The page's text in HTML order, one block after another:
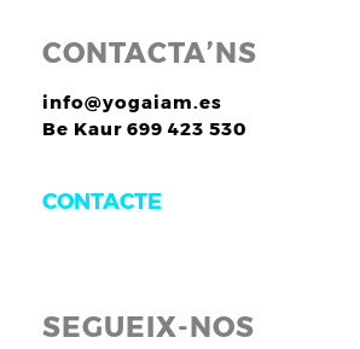
CONTACTA’NS
info@yogaiam.es
Be Kaur 699 423 530
CONTACTE
SEGUEIX-NOS